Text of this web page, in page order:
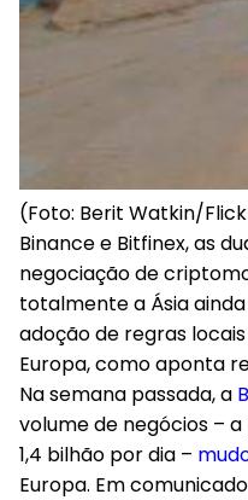
(Foto: Berit Watkin/
Binance e Bitfinex, as
negociação de
totalmente a Ásia
adoção de regras
Europa, como aponta
Na semana passada, a
volume de negócios –
1,4 bilhão por dia –
Europa. Em